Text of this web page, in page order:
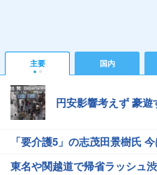
主要 国内
円安影響考えず 豪遊
「要介護5」の志茂田景樹氏
東名や関越道で帰省ラッシュ